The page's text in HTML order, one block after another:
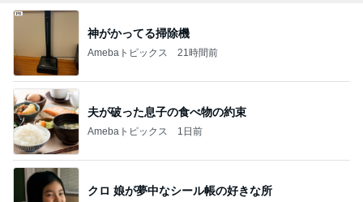
神がかってる掃除機
Amebaトピックス 21時間前
夫が破った息子の食べ物の約束
Amebaトピックス 1日前
クロ 娘が夢中なシール帳の好きな所